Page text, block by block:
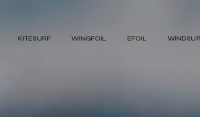
KITESURF WINGFOIL EFOIL